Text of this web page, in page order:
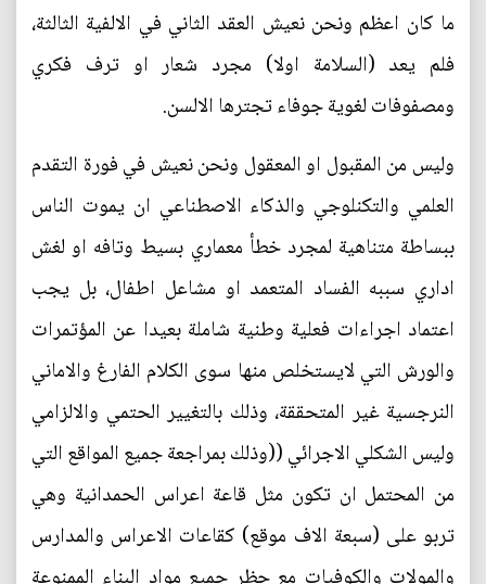
ما كان اعظم ونحن نعيش العقد الثاني في الالفية الثالثة،
فلم يعد (السلامة اولا) مجرد شعار او ترف فكري
ومصفوفات لغوية جوفاء تجترها الالسن.
وليس من المقبول او المعقول ونحن نعيش في فورة التقدم
العلمي والتكنلوجي والذكاء الاصطناعي ان يموت الناس
ببساطة متناهية لمجرد خطأ معماري بسيط وتافه او لغش
اداري سببه الفساد المتعمد او مشاعل اطفال، بل يجب
اعتماد اجراءات فعلية وطنية شاملة بعيدا عن المؤتمرات
والورش التي لايستخلص منها سوى الكلام الفارغ والاماني
النرجسية غير المتحققة، وذلك بالتغيير الحتمي والالزامي
وليس الشكلي الاجرائي ((وذلك بمراجعة جميع المواقع التي
من المحتمل ان تكون مثل قاعة اعراس الحمدانية وهي
تربو على (سبعة الاف موقع) كقاعات الاعراس والمدارس